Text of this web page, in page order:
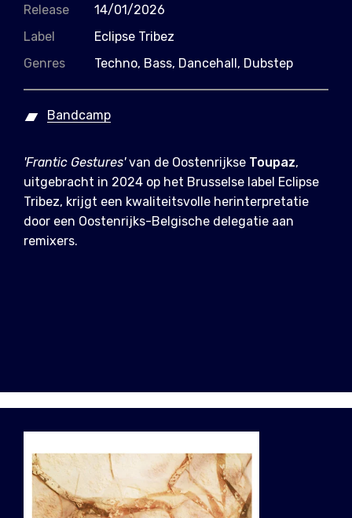
Release
14/01/2026
Label
Eclipse Tribez
Genres
Techno, Bass, Dancehall, Dubstep
Bandcamp
'Frantic Gestures'van de Oostenrijkse Toupaz,
uitgebracht in 2024 op het Brusselse label Eclipse
Tribez, krijgt een kwaliteitsvolle herinterpretatie
door een Oostenrijks-Belgische delegatie aan
remixers.